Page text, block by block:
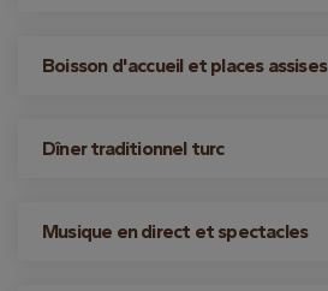
Boisson d'accueil et places assises
Dîner traditionnel turc
Musique en direct et spectacles